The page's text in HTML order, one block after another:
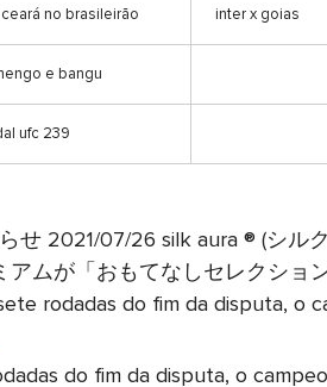
no brasileirão inter x goias
e bangu
ufc 239
せ 2021/07/26 silk aura ® (シル
アムが「おもてなしセレクショ
rodadas do fim da disputa, o
do fim da disputa, o